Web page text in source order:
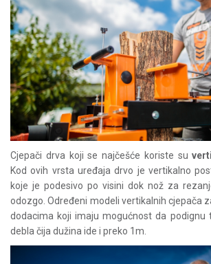
Cjepači drva koji se najčešće koriste su
Kod ovih vrsta uređaja drvo je vertikalno
koje je podesivo po visini dok nož za
odozgo. Određeni modeli vertikalnih cjepača
dodacima koji imaju mogućnost da podignu
debla čija dužina ide i preko 1m.